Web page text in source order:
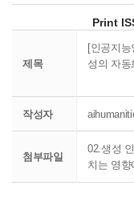
Print
제목
[인공지
성의 자동
작성자
첨부파일
02.생성
치는 영